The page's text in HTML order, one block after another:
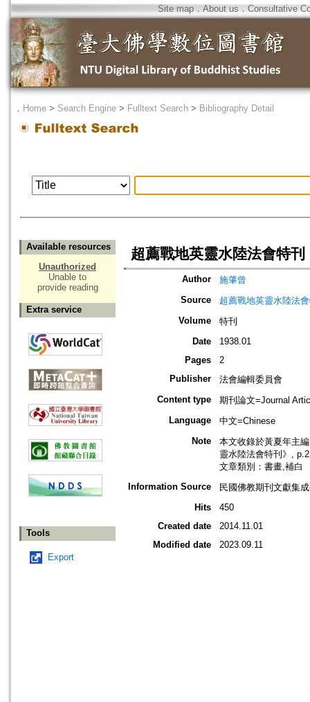
Site map．About us ． Consultative
． Home > Search Engine > Fulltext Search > Bibliography Detail
Available resources
Unauthorized
Unable to
provide reading
Extra service
Tools
Export
超薦戰地英靈水陸法會特刊
Author
施肇曾
Source
超薦戰地英靈水陸法
Volume
特刊
Date
1938.01
Pages
2
Publisher
法會編輯委員會
Content type
期刊論文=Journal
Language
中文=Chinese
Note
本文收錄於黃夏年主
靈水陸法會特刊》,
文章類別：書畫,補白
Information Source
民國佛教期刊文獻集
Hits
450
Created date
2014.11.01
Modified date
2023.09.11